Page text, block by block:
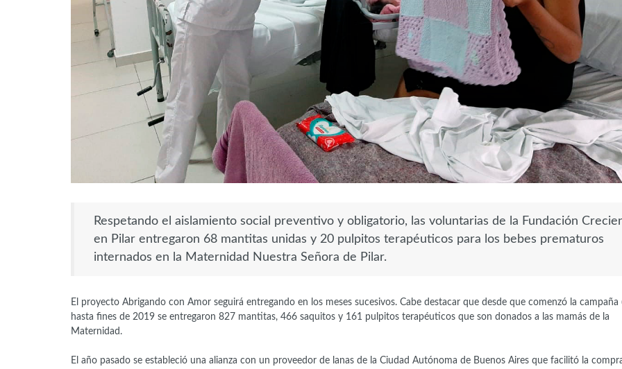
Respetando el aislamiento social preventivo y obligatorio, las voluntarias de la Fundación
en Pilar entregaron 68 mantitas unidas y 20 pulpitos terapéuticos para los bebes prematuros
internados en la Maternidad Nuestra Señora de Pilar.
El proyecto Abrigando con Amor seguirá entregando en los meses sucesivos. Cabe destacar que desde que comenzó la campaña
hasta fines de 2019 se entregaron 827 mantitas, 466 saquitos y 161 pulpitos terapéuticos que son donados a las mamás de la
Maternidad.
El año pasado se estableció una alianza con un proveedor de lanas de la Ciudad Autónoma de Buenos Aires que facilitó la